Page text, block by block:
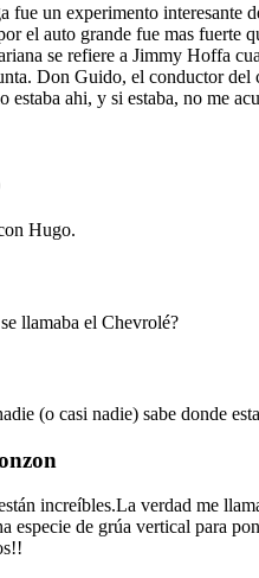
fue un experimento interesante
el auto grande fue mas fuerte
se refiere a Jimmy Hoffa
Don Guido, el conductor
estaba ahi, y si estaba, no me
Hugo.
llamaba el Chevrolé?
(o casi nadie) sabe donde
increíbles.La verdad me
especie de grúa vertical para